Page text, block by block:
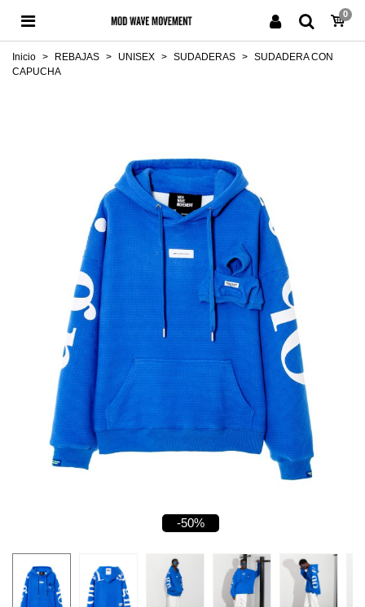
0
Inicio > REBAJAS > UNISEX > SUDADERAS > SUDADERA CON
CAPUCHA
-50%